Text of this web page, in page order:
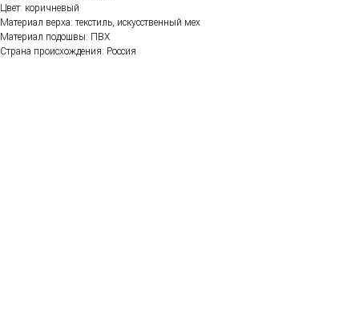
Цвет: коричневый
Материал верха: текстиль, искусственный мех
Материал подошвы: ПВХ
Страна происхождения: Россия